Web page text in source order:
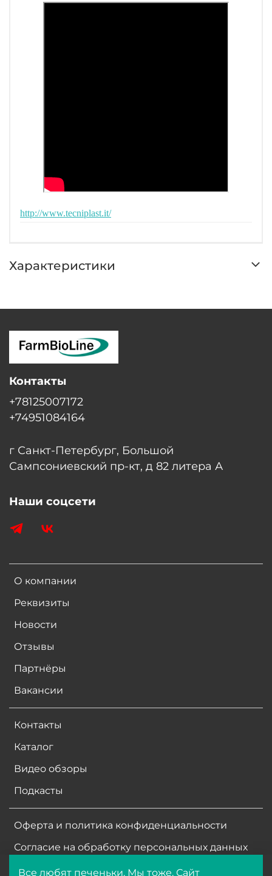
http://www.tecniplast.it/
Характеристики
О компании
Реквизиты
Новости
Отзывы
Партнёры
Вакансии
Контакты
Каталог
Видео обзоры
Подкасты
Оферта и политика конфиденциальности
Согласие на обработку персональных данных
Контакты
+78125007172
+74951084164
г Санкт-Петербург, Большой
Сампсониевский пр-кт, д 82 литера А
Наши соцсети
Все любят печеньки. Мы тоже. Сайт